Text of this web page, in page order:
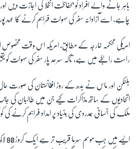
باہر جانے والے افراد کو بحفاظت انخلا کی اجازت دیں اور
چاہے، اسے آزادانہ سفر کی سہولت فراہم کرنے کا عہد
امریکی محکمہ خارجہ کے مطابق، امریکہ اس وقت مخصوص
راست رابطے میں ہے، تاکہ سرحد پار سفر کی سہولت کو
بلنکن اور ماس نے بدھ کے روز افغانستان کی صورت
اتحادیوں کے ساتھ مذاکرات کیے جن میں طالبان کی
ملک کی انسانی ہمدردی کی بنیاد پر امداد فراہم کرنے کی